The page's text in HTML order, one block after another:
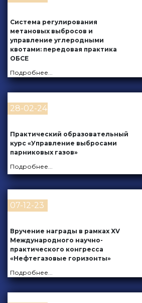
Система регулирования
метановых выбросов и
управление углеродными
квотами: передовая практика
ОБСЕ
Подробнее...
28-02-24
Практический образовательный
курс «Управление выбросами
парниковых газов»
Подробнее...
07-12-23
Вручение награды в рамках XV
Международного научно-
практического конгресса
«Нефтегазовые горизонты»
Подробнее...